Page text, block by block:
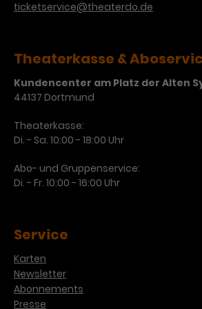
ticketservice@theaterdo.de
Theaterkasse &
Kundencenter am Platz der Alten
44137 Dortmund
Theaterkasse:
Di. - Sa. 10:00 - 18:00 Uhr
Abo- und Gruppenservice:
Di. - Fr. 10:00 - 16:00 Uhr
Service
Karten
Newsletter
Abonnements
Presse